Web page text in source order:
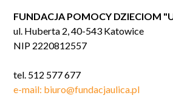
FUNDACJA POMOCY DZIECIOM
ul. Huberta 2, 40-543 Katowice
NIP 2220812557
tel. 512 577 677
e-mail: biuro@fundacjaulica.pl